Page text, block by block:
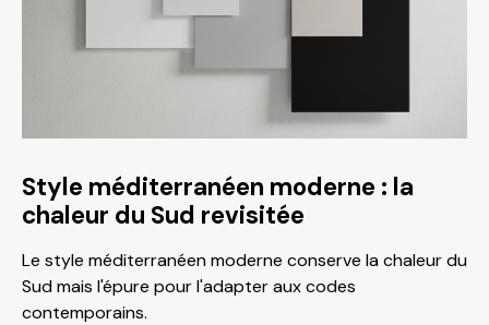
Style méditerranéen moderne : la
chaleur du Sud revisitée
Le style méditerranéen moderne conserve la chaleur du
Sud mais l'épure pour l'adapter aux codes
contemporains.